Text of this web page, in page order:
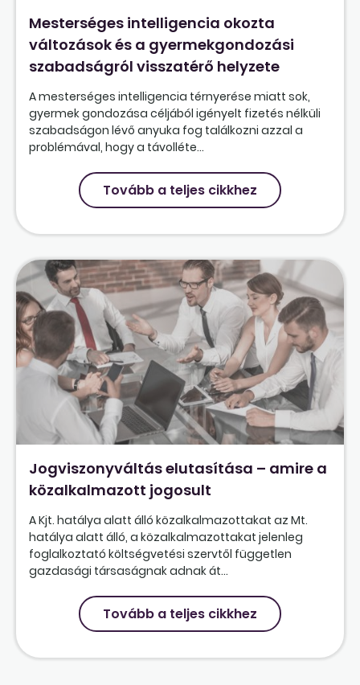
Mesterséges intelligencia okozta
változások és a gyermekgondozási
szabadságról visszatérő helyzete
A mesterséges intelligencia térnyerése miatt sok,
gyermek gondozása céljából igényelt fizetés nélküli
szabadságon lévő anyuka fog találkozni azzal a
problémával, hogy a távolléte...
Tovább a teljes cikkhez
Jogviszonyváltás elutasítása – amire a
közalkalmazott jogosult
A Kjt. hatálya alatt álló közalkalmazottakat az Mt.
hatálya alatt álló, a közalkalmazottakat jelenleg
foglalkoztató költségvetési szervtől független
gazdasági társaságnak adnak át...
Tovább a teljes cikkhez